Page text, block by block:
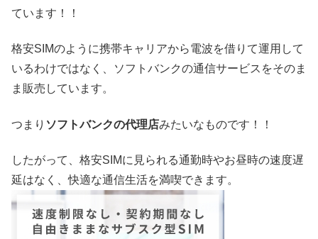
ています！！
格安SIMのように携帯キャリアから電波を借りて運用して
いるわけではなく、ソフトバンクの通信サービスをそのま
ま販売しています。
つまり ソフトバンクの代理店みたいなものです！！
したがって、格安SIMに見られる通勤時やお昼時の速度遅
延はなく、快適な通信生活を満喫できます。